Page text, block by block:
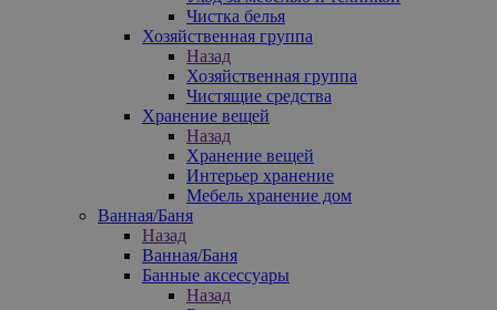
Чистка белья
Хозяйственная группа
Назад
Хозяйственная группа
Чистящие средства
Хранение вещей
Назад
Хранение вещей
Интерьер хранение
Мебель хранение дом
Ванная/Баня
Назад
Ванная/Баня
Банные аксессуары
Назад